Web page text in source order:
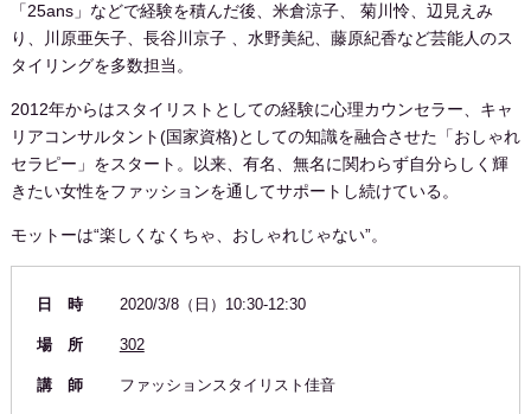
「25ans」などで経験を積んだ後、米倉涼子、 菊川怜、辺見えみ
り、川原亜矢子、長谷川京子 、水野美紀、藤原紀香など芸能人のス
タイリングを多数担当。
2012年からはスタイリストとしての経験に心理カウンセラー、キャ
リアコンサルタント(国家資格)としての知識を融合させた「おしゃれ
セラピー」をスタート。以来、有名、無名に関わらず自分らしく輝
きたい女性をファッションを通してサポートし続けている。
モットーは“楽しくなくちゃ、おしゃれじゃない”。
日 時 2020/3/8（日）10:30-12:30
場 所 302
講 師 ファッションスタイリスト佳音